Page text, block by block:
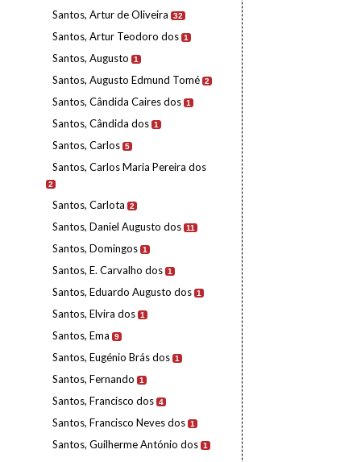
Santos, Artur de Oliveira 32
Santos, Artur Teodoro dos 1
Santos, Augusto 1
Santos, Augusto Edmund Tomé 2
Santos, Cândida Caires dos 1
Santos, Cândida dos 1
Santos, Carlos 5
Santos, Carlos Maria Pereira dos
2
Santos, Carlota 2
Santos, Daniel Augusto dos 11
Santos, Domingos 1
Santos, E. Carvalho dos 1
Santos, Eduardo Augusto dos 1
Santos, Elvira dos 1
Santos, Ema 9
Santos, Eugénio Brás dos 1
Santos, Fernando 1
Santos, Francisco dos 4
Santos, Francisco Neves dos 1
Santos, Guilherme António dos 1